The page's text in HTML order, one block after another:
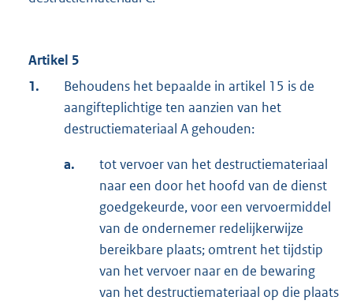
Artikel 5
1.
Behoudens het bepaalde in artikel 15 is de
aangifteplichtige ten aanzien van het
destructiemateriaal A gehouden:
a.
tot vervoer van het destructiemateriaal
naar een door het hoofd van de dienst
goedgekeurde, voor een vervoermiddel
van de ondernemer redelijkerwijze
bereikbare plaats; omtrent het tijdstip
van het vervoer naar en de bewaring
van het destructiemateriaal op die plaats